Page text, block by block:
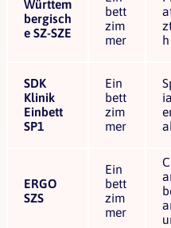
Württem
bergisch
e SZ-SZE
bett
zim
mer
h
SDK
Klinik
Einbett
SP1
Ein
bett
zim
mer
ERGO
SZS
Ein
bett
zim
mer